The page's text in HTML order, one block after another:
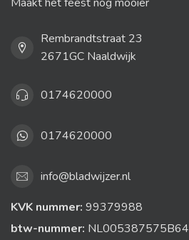
Rembrandtstraat 23
2671GC Naaldwijk
0174620000
0174620000
info@bladwijzer.nl
KVK nummer: 99379988
btw-nummer: NL005387575B64